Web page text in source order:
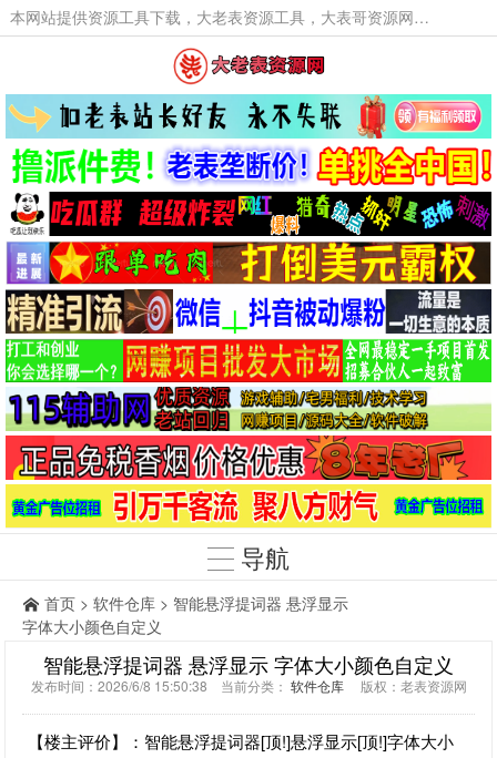
本网站提供资源工具下载，大老表资源工具，大表哥资源网软件工具，大老表资源下载，活动线报福利资源分享,活动线报，大型网游经典游戏，网络热门技术游戏辅助交流与分享。
导航
首页 > 软件仓库 > 智能悬浮提词器 悬浮显示
字体大小颜色自定义
智能悬浮提词器 悬浮显示 字体大小颜色自定义
发布时间：2026/6/8 15:50:38 当前分类： 软件仓库版权：老表资源网
【楼主评价】：智能悬浮提词器[顶!]悬浮显示[顶!]字体大小